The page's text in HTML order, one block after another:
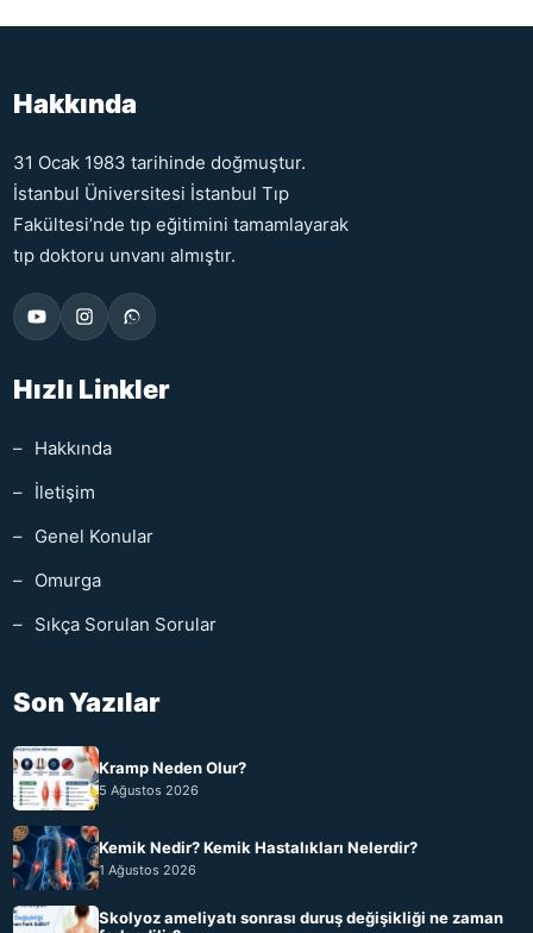
Hakkında
31 Ocak 1983 tarihinde doğmuştur.
İstanbul Üniversitesi İstanbul Tıp
Fakültesi’nde tıp eğitimini tamamlayarak
tıp doktoru unvanı almıştır.
Hızlı Linkler
Hakkında
İletişim
Genel Konular
Omurga
Sıkça Sorulan Sorular
Son Yazılar
Kramp Neden Olur?
5 Ağustos 2026
Kemik Nedir? Kemik Hastalıkları Nelerdir?
1 Ağustos 2026
Skolyoz ameliyatı sonrası duruş değişikliği ne zaman